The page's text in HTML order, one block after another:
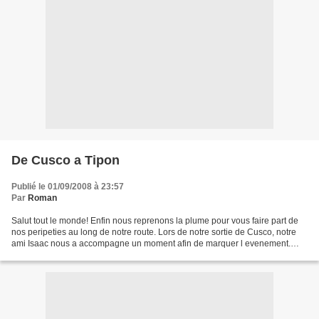
De Cusco a Tipon
Publié le 01/09/2008 à 23:57
Par Roman
Salut tout le monde! Enfin nous reprenons la plume pour vous faire part de
nos peripeties au long de notre route. Lors de notre sortie de Cusco, notre
ami Isaac nous a accompagne un moment afin de marquer l evenement.